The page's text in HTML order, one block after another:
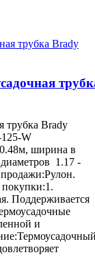
трубка Brady
W
ширина в
1.17 -
Поддерживается
и